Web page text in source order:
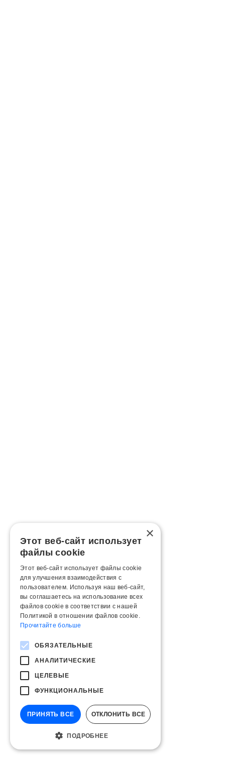
×
Этот веб-сайт использует
файлы cookie
Этот веб-сайт использует файлы cookie
для улучшения взаимодействия с
пользователем. Используя наш веб-сайт,
вы соглашаетесь на использование всех
файлов cookie в соответствии с нашей
Политикой в ​​отношении файлов cookie.
Прочитайте больше
ОБЯЗАТЕЛЬНЫЕ
АНАЛИТИЧЕСКИЕ
ЦЕЛЕВЫЕ
ФУНКЦИОНАЛЬНЫЕ
ПРИНЯТЬ ВСЕ ОТКЛОНИТЬ ВСЕ
ПОДРОБНЕЕ